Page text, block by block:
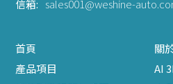
信箱: sales001@weshine-
首頁
關
產品項目
AI